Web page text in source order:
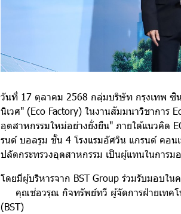
วันที่ 17 ตุลาคม 2568 กลุ่มบริษัท กรุงเทพ ซิน
นิเวศ" (Eco Factory) ในงานสัมมนาวิชาการ
อุตสาหกรรมใหม่อย่างยั่งยืน" ภายใต้แนวคิด
รนด์ บอลรูม ชั้น 4 โรงแรมอัศวิน แกรนด์ คอ
ปลัดกระทรวงอุตสาหกรรม เป็นผู้แทนในการม
โดยมีผู้บริหารจาก BST Group ร่วมรับมอบใน
คุณช่อวรุณ กิจทรัพย์ทวี ผู้จัดการฝ่ายเทคโ
(BST)